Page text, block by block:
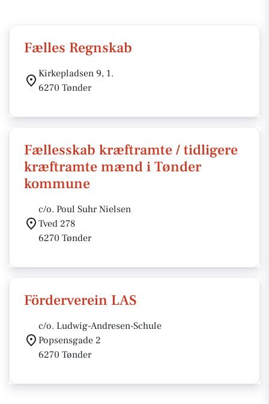
Fælles Regnskab
Kirkepladsen 9, 1.
6270 Tønder
Fællesskab kræftramte / tidligere
kræftramte mænd i Tønder
kommune
c/o. Poul Suhr Nielsen
Tved 278
6270 Tønder
Förderverein LAS
c/o. Ludwig-Andresen-Schule
Popsensgade 2
6270 Tønder